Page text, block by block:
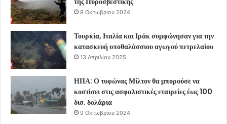
9 Οκτωβρίου 2024
Τουρκία, Ιταλία και Ιράκ συμφώνησαν για την
κατασκευή υποθαλάσσιου αγωγού πετρελαίου
13 Απριλίου 2025
ΗΠΑ: Ο τυφώνας Μίλτον θα μπορούσε να
κοστίσει στις ασφαλιστικές εταιρείες έως 100
δισ. δολάρια
9 Οκτωβρίου 2024